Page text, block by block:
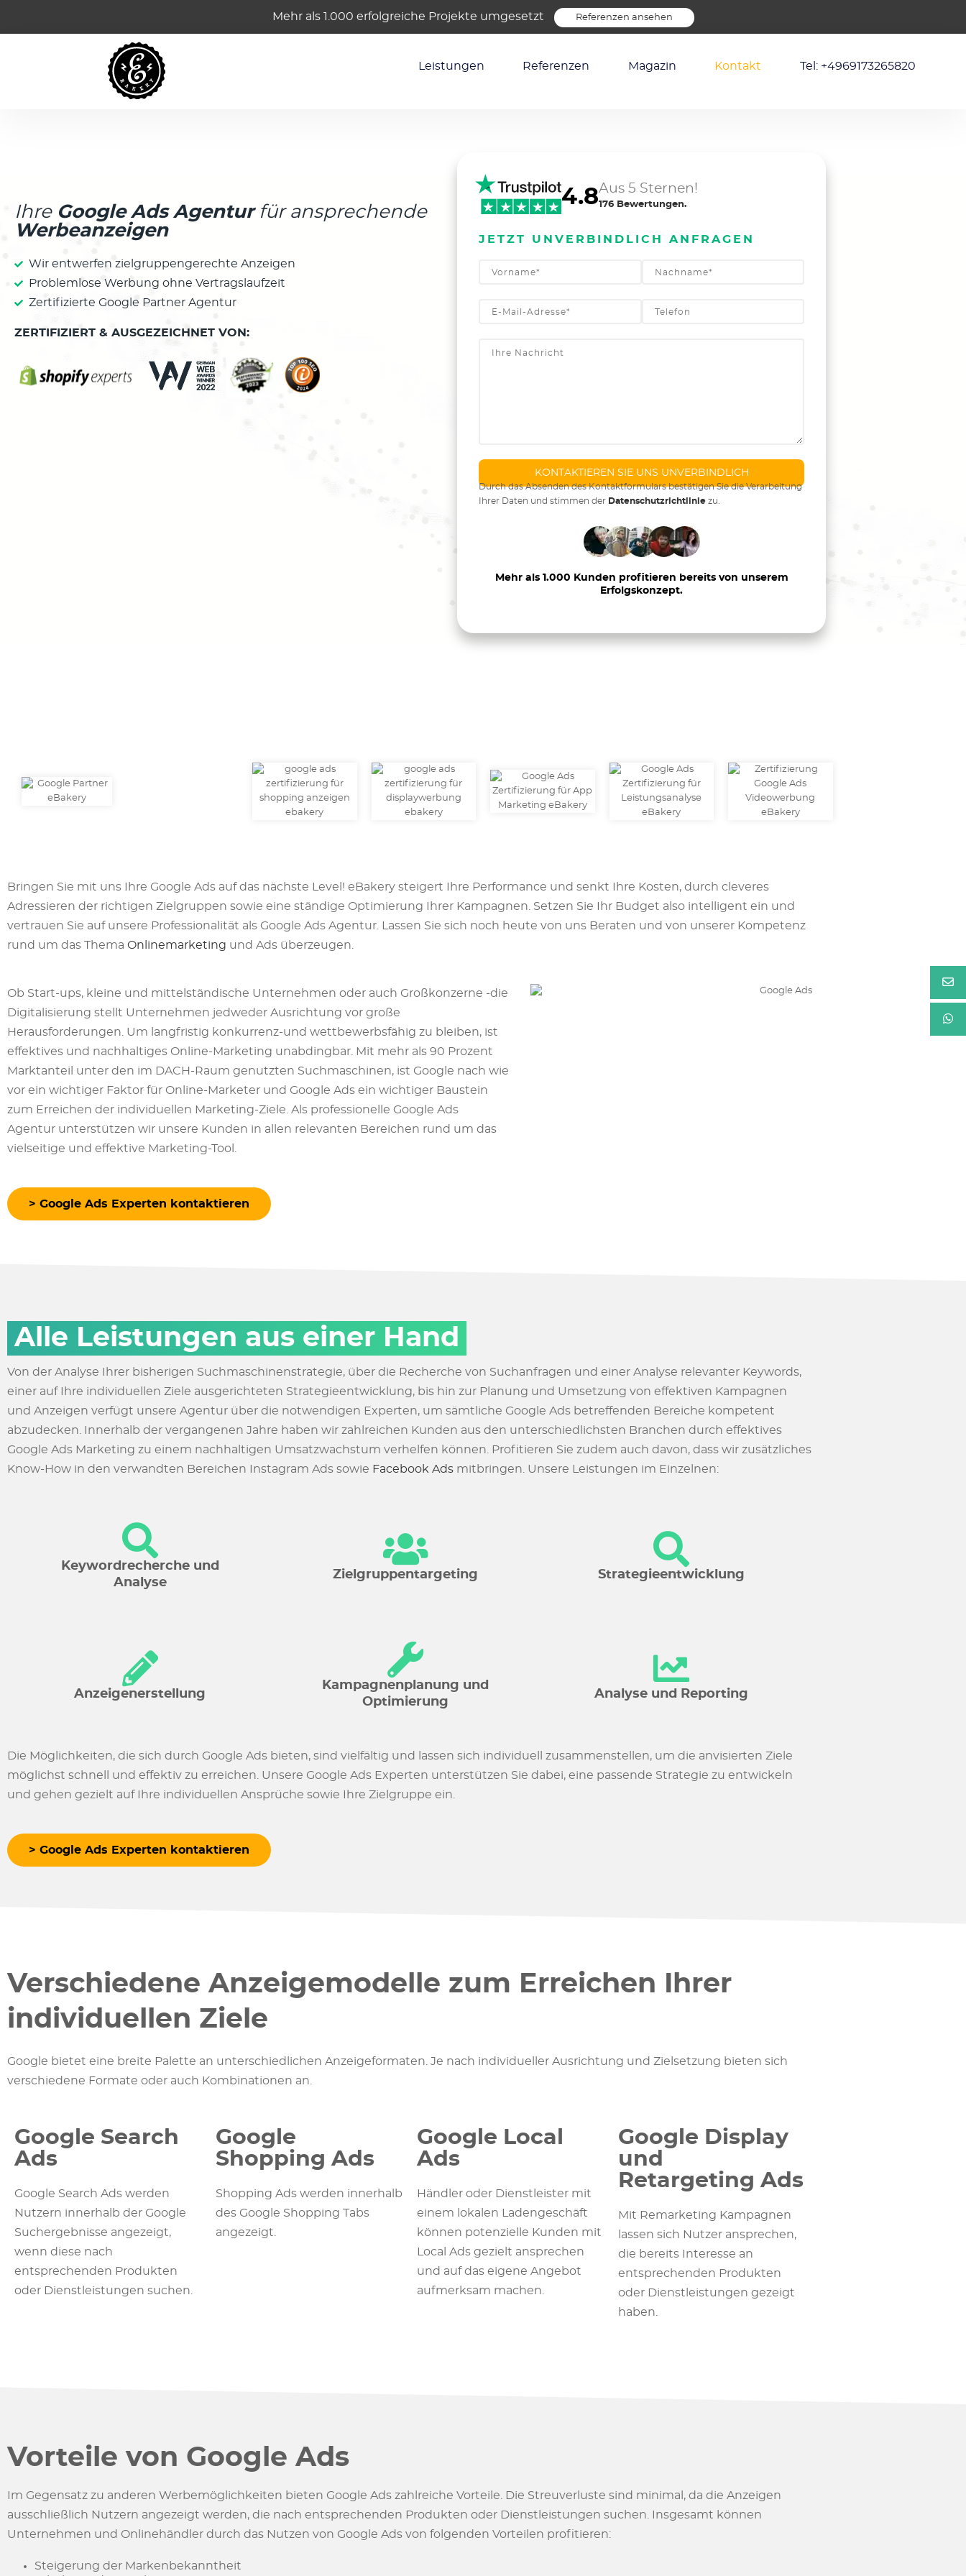
Mehr als 1.000 erfolgreiche Projekte umgesetzt Referenzen ansehen
Leistungen Referenzen Magazin Kontakt Tel: +4969173265820
Ihre Google Ads Agenturfür ansprechende
Werbeanzeigen
Wir entwerfen zielgruppengerechte Anzeigen
Problemlose Werbung ohne Vertragslaufzeit
Zertifizierte Google Partner Agentur
ZERTIFIZIERT & AUSGEZEICHNET VON:
4.8Aus 5 Sternen!
176 Bewertungen.
JETZT UNVERBINDLICH ANFRAGEN
Durch das Absenden des Kontaktformulars bestätigen Sie die Verarbeitung
Ihrer Daten und stimmen der Datenschutzrichtlinie zu.
Mehr als 1.000 Kunden profitieren bereits von unserem
Erfolgskonzept.
Bringen Sie mit uns Ihre Google Ads auf das nächste Level! eBakery steigert Ihre Performance und senkt Ihre Kosten, durch cleveres
Adressieren der richtigen Zielgruppen sowie eine ständige Optimierung Ihrer Kampagnen. Setzen Sie Ihr Budget also intelligent ein und
vertrauen Sie auf unsere Professionalität als Google Ads Agentur. Lassen Sie sich noch heute von uns Beraten und von unserer Kompetenz
rund um das Thema Onlinemarketing und Ads überzeugen.
Ob Start-ups, kleine und mittelständische Unternehmen oder auch Großkonzerne -die
Digitalisierung stellt Unternehmen jedweder Ausrichtung vor große
Herausforderungen. Um langfristig konkurrenz-und wettbewerbsfähig zu bleiben, ist
effektives und nachhaltiges Online-Marketing unabdingbar. Mit mehr als 90 Prozent
Marktanteil unter den im DACH-Raum genutzten Suchmaschinen, ist Google nach wie
vor ein wichtiger Faktor für Online-Marketer und Google Ads ein wichtiger Baustein
zum Erreichen der individuellen Marketing-Ziele. Als professionelle Google Ads
Agentur unterstützen wir unsere Kunden in allen relevanten Bereichen rund um das
vielseitige und effektive Marketing-Tool.
> Google Ads Experten kontaktieren
Alle Leistungen aus einer Hand
Von der Analyse Ihrer bisherigen Suchmaschinenstrategie, über die Recherche von Suchanfragen und einer Analyse relevanter Keywords,
einer auf Ihre individuellen Ziele ausgerichteten Strategieentwicklung, bis hin zur Planung und Umsetzung von effektiven Kampagnen
und Anzeigen verfügt unsere Agentur über die notwendigen Experten, um sämtliche Google Ads betreffenden Bereiche kompetent
abzudecken. Innerhalb der vergangenen Jahre haben wir zahlreichen Kunden aus den unterschiedlichsten Branchen durch effektives
Google Ads Marketing zu einem nachhaltigen Umsatzwachstum verhelfen können. Profitieren Sie zudem auch davon, dass wir zusätzliches
Know-How in den verwandten Bereichen Instagram Ads sowie Facebook Ads mitbringen. Unsere Leistungen im Einzelnen:
Keywordrecherche und
Analyse
Zielgruppentargeting Strategieentwicklung
Anzeigenerstellung
Kampagnenplanung und
Optimierung
Analyse und Reporting
Die Möglichkeiten, die sich durch Google Ads bieten, sind vielfältig und lassen sich individuell zusammenstellen, um die anvisierten Ziele
möglichst schnell und effektiv zu erreichen. Unsere Google Ads Experten unterstützen Sie dabei, eine passende Strategie zu entwickeln
und gehen gezielt auf Ihre individuellen Ansprüche sowie Ihre Zielgruppe ein.
> Google Ads Experten kontaktieren
Verschiedene Anzeigemodelle zum Erreichen Ihrer
individuellen Ziele
Google bietet eine breite Palette an unterschiedlichen Anzeigeformaten. Je nach individueller Ausrichtung und Zielsetzung bieten sich
verschiedene Formate oder auch Kombinationen an.
Google Search
Ads
Google Search Ads werden
Nutzern innerhalb der Google
Suchergebnisse angezeigt,
wenn diese nach
entsprechenden Produkten
oder Dienstleistungen suchen.
Google
Shopping Ads
Shopping Ads werden innerhalb
des Google Shopping Tabs
angezeigt.
Google Local
Ads
Händler oder Dienstleister mit
einem lokalen Ladengeschäft
können potenzielle Kunden mit
Local Ads gezielt ansprechen
und auf das eigene Angebot
aufmerksam machen.
Google Display
und
Retargeting Ads
Mit Remarketing Kampagnen
lassen sich Nutzer ansprechen,
die bereits Interesse an
entsprechenden Produkten
oder Dienstleistungen gezeigt
haben.
Vorteile von Google Ads
Im Gegensatz zu anderen Werbemöglichkeiten bieten Google Ads zahlreiche Vorteile. Die Streuverluste sind minimal, da die Anzeigen
ausschließlich Nutzern angezeigt werden, die nach entsprechenden Produkten oder Dienstleistungen suchen. Insgesamt können
Unternehmen und Onlinehändler durch das Nutzen von Google Ads von folgenden Vorteilen profitieren:
Steigerung der Markenbekanntheit